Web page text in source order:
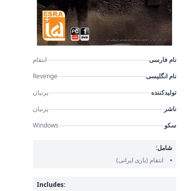
نام فارسی
انتقام
نام انگلیسی
Revenge
تولیدکننده
پرنیان
ناشر
پرنیان
سکو
Windows
شامل:
انتقام (بازی ایرانی)
Includes: